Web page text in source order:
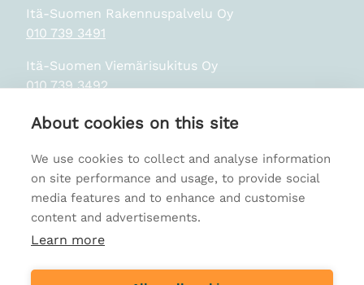
About cookies on this site
We use cookies to collect and analyse information
on site performance and usage, to provide social
media features and to enhance and customise
content and advertisements.
Learn more
Itä-Suomen Rakennuspalvelu Oy
010 739 3491
Itä-Suomen Viemärisukitus Oy
010 739 3492